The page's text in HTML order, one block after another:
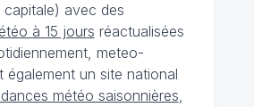
capitale) avec des
à 15 jours réactualisées
meteo-
également un site national
météo saisonnières,